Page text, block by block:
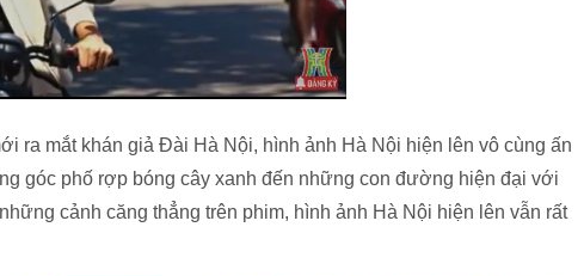
ra mắt khán giả Đài Hà Nội, hình ảnh Hà Nội hiện lên vô cùng ấn
góc phố rợp bóng cây xanh đến những con đường hiện đại với
cảnh căng thẳng trên phim, hình ảnh Hà Nội hiện lên vẫn rất